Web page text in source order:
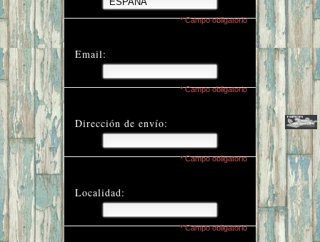
* Campo obligatorio
Email:
* Campo obligatorio
Dirección de envío:
* Campo obligatorio
Localidad:
* Campo obligatorio